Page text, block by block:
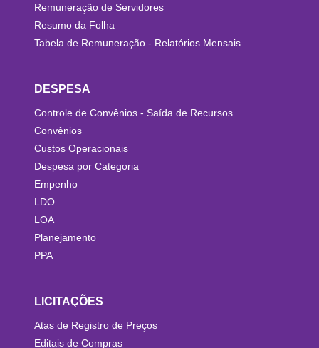
Remuneração de Servidores
Resumo da Folha
Tabela de Remuneração - Relatórios Mensais
DESPESA
Controle de Convênios - Saída de Recursos
Convênios
Custos Operacionais
Despesa por Categoria
Empenho
LDO
LOA
Planejamento
PPA
LICITAÇÕES
Atas de Registro de Preços
Editais de Compras